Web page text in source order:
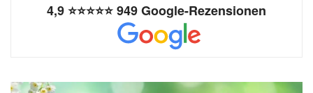
4,9⭐⭐⭐⭐⭐949 Google-Rezensionen